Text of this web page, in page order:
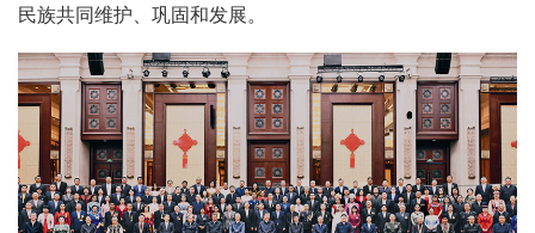
民族共同维护、巩固和发展。